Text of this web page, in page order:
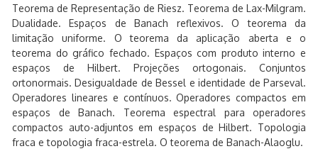
Teorema de Representação de Riesz. Teorema de Lax-Milgram.
Dualidade. Espaços de Banach reflexivos. O teorema da
limitação uniforme. O teorema da aplicação aberta e o
teorema do gráfico fechado. Espaços com produto interno e
espaços de Hilbert. Projeções ortogonais. Conjuntos
ortonormais. Desigualdade de Bessel e identidade de Parseval.
Operadores lineares e contínuos. Operadores compactos em
espaços de Banach. Teorema espectral para operadores
compactos auto-adjuntos em espaços de Hilbert. Topologia
fraca e topologia fraca-estrela. O teorema de Banach-Alaoglu.